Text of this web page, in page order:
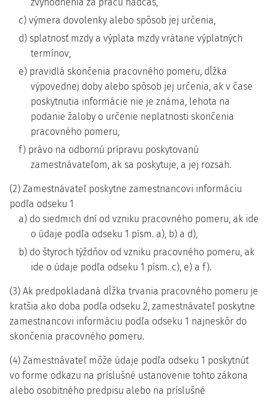
c) výmera dovolenky alebo spôsob jej určenia,
d) splatnosť mzdy a výplata mzdy vrátane výplatných
termínov,
e) pravidlá skončenia pracovného pomeru, dĺžka
výpovednej doby alebo spôsob jej určenia, ak v čase
poskytnutia informácie nie je známa, lehota na
podanie žaloby o určenie neplatnosti skončenia
pracovného pomeru,
f) právo na odbornú prípravu poskytovanú
zamestnávateľom, ak sa poskytuje, a jej rozsah.
(2) Zamestnávateľ poskytne zamestnancovi informáciu
podľa odseku 1
a) do siedmich dní od vzniku pracovného pomeru, ak ide
o údaje podľa odseku 1 písm. a), b) a d),
b) do štyroch týždňov od vzniku pracovného pomeru, ak
ide o údaje podľa odseku 1 písm. c), e) a f).
(3) Ak predpokladaná dĺžka trvania pracovného pomeru je
kratšia ako doba podľa odseku 2, zamestnávateľ poskytne
zamestnancovi informáciu podľa odseku 1 najneskôr do
skončenia pracovného pomeru.
(4) Zamestnávateľ môže údaje podľa odseku 1 poskytnúť
vo forme odkazu na príslušné ustanovenie tohto zákona
alebo osobitného predpisu alebo na príslušné